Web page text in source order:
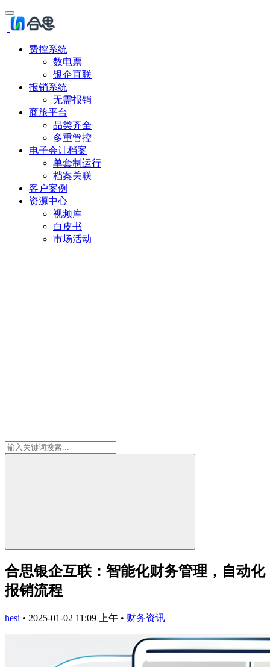
费控系统
数电票
银企直联
报销系统
无需报销
商旅平台
品类齐全
多重管控
电子会计档案
单套制运行
档案关联
客户案例
资源中心
视频库
白皮书
市场活动
合思银企互联：智能化财务管理，自动化
报销流程
hesi • 2025-01-02 11:09 上午 • 财务资讯